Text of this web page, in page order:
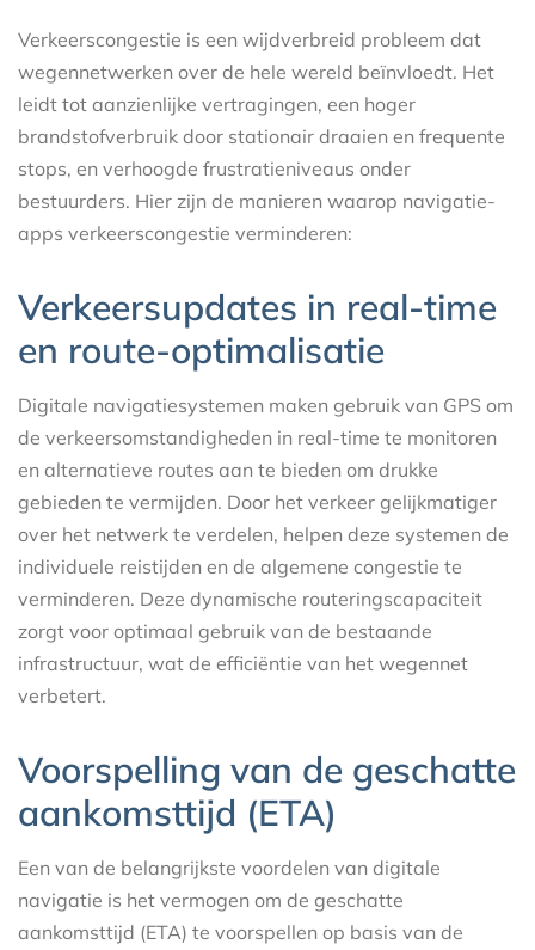
Verkeerscongestie is een wijdverbreid probleem dat
wegennetwerken over de hele wereld beïnvloedt. Het
leidt tot aanzienlijke vertragingen, een hoger
brandstofverbruik door stationair draaien en frequente
stops, en verhoogde frustratieniveaus onder
bestuurders. Hier zijn de manieren waarop navigatie-
apps verkeerscongestie verminderen:
Verkeersupdates in real-time
en route-optimalisatie
Digitale navigatiesystemen maken gebruik van GPS om
de verkeersomstandigheden in real-time te monitoren
en alternatieve routes aan te bieden om drukke
gebieden te vermijden. Door het verkeer gelijkmatiger
over het netwerk te verdelen, helpen deze systemen de
individuele reistijden en de algemene congestie te
verminderen. Deze dynamische routeringscapaciteit
zorgt voor optimaal gebruik van de bestaande
infrastructuur, wat de efficiëntie van het wegennet
verbetert.
Voorspelling van de geschatte
aankomsttijd (ETA)
Een van de belangrijkste voordelen van digitale
navigatie is het vermogen om de geschatte
aankomsttijd (ETA) te voorspellen op basis van de